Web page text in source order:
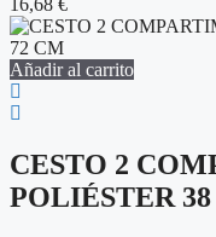
16,68 €
Añadir al carrito
CESTO 2
POLIÉSTER